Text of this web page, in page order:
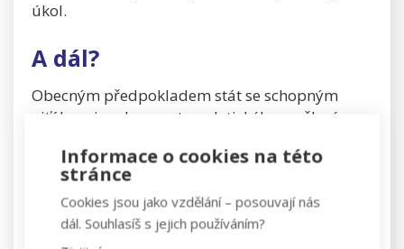
úkol.
A dál?
Obecným předpokladem stát se schopným
ajťákem je schopnost analytického myšlení a
technologie je v tomto oboru samozřejmostí. :)
Připomínáme taky, že snad na všech IT pozicích
se dnes neobejdeš bez angličtiny, která se stala
oficiálním jazykem všech IT nástrojů a
Informace o cookies na této
stránce
Cookies jsou jako vzdělání – posouvají nás
dál. Souhlasíš s jejich používáním?